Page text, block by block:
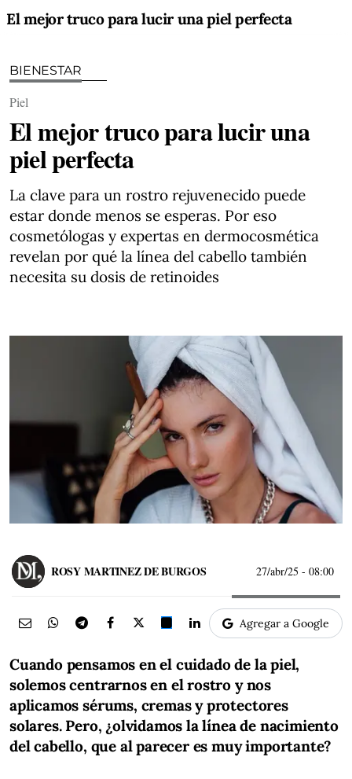
El mejor truco para lucir una piel perfecta
BIENESTAR
Piel
El mejor truco para lucir una
piel perfecta
La clave para un rostro rejuvenecido puede
estar donde menos se esperas. Por eso
cosmetólogas y expertas en dermocosmética
revelan por qué la línea del cabello también
necesita su dosis de retinoides
ROSY MARTINEZ DE BURGOS 27/abr/25 - 08:00
Agregar a Google
Cuando pensamos en el cuidado de la piel,
solemos centrarnos en el rostro y nos
aplicamos sérums, cremas y protectores
solares. Pero, ¿olvidamos la línea de nacimiento
del cabello, que al parecer es muy importante?